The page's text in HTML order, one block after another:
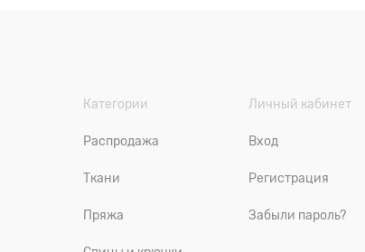
Категории
Распродажа
Ткани
Пряжа
Личный кабинет
Вход
Регистрация
Забыли пароль?